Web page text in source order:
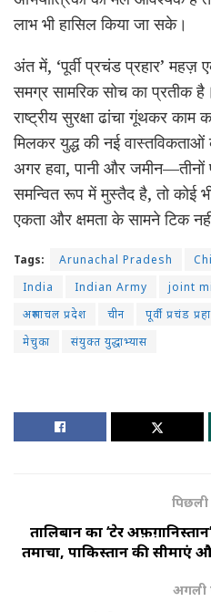
लाभ भी हासिल किया जा सके।
अंत में, ‘पूर्वी प्रचंड प्रहार’ महज़
समग्र सामरिक सोच का प्रतीक
राष्ट्रीय सुरक्षा ढांचा गूंथकर
मिलकर युद्ध की नई
अगर हवा, पानी और
समन्वित रूप में मुस्तैद है, तो कोई भी
एकता और क्षमता के सामने टिक
Tags: Arunachal Pradesh
India
Indian Army joint
अरुणाचल प्रदेश
चीन पूर्वी प्रचंड
मेचुका
संयुक्त युद्धाभ्यास
पिछली
तालिबान का ‘ग्रेटर
तमाचा, पाकिस्तान की सीमाएं
अगली